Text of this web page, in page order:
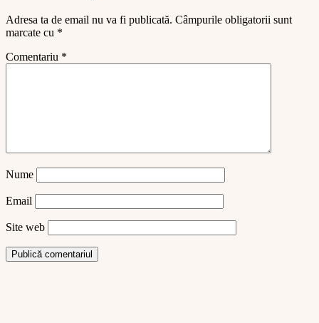
Adresa ta de email nu va fi publicată. Câmpurile obligatorii sunt
marcate cu *
Comentariu *
Nume
Email
Site web